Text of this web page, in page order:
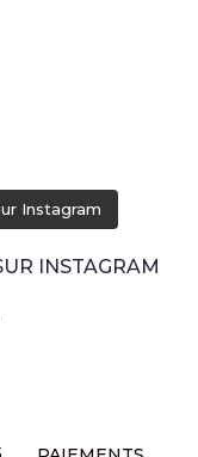
Instagram
INSTAGRAM